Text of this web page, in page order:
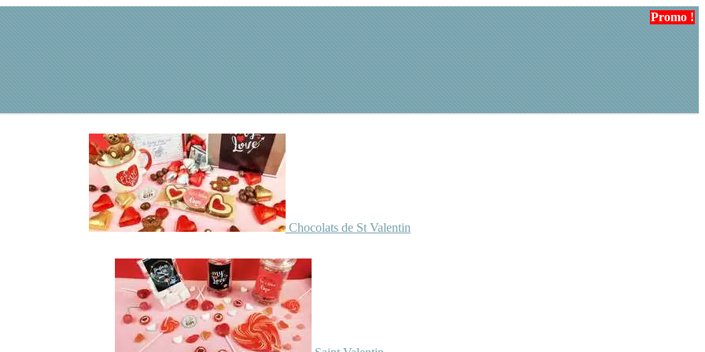
Chocolats de St Valentin
Promo !
Promo !